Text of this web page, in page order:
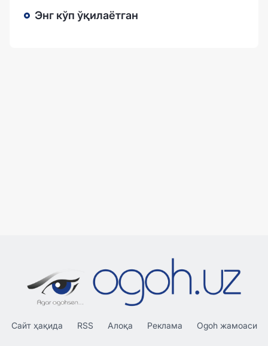
Энг кўп ўқилаётган
Сайт ҳақида RSS Алоқа Реклама Ogoh жамоаси